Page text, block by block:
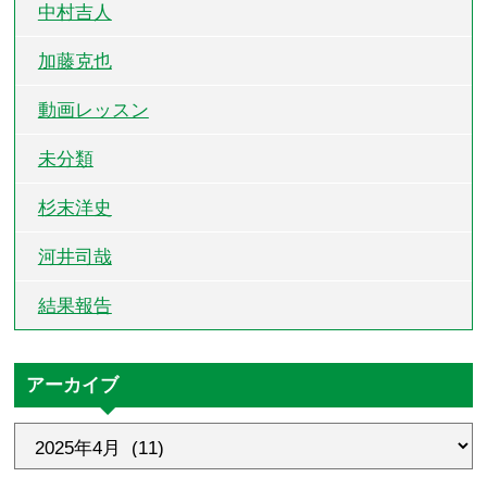
中村吉人
加藤克也
動画レッスン
未分類
杉末洋史
河井司哉
結果報告
アーカイブ